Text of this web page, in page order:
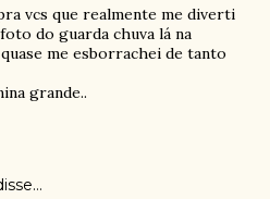
vcs que realmente me diverti
do guarda chuva lá na
me esborrachei de tanto
grande..